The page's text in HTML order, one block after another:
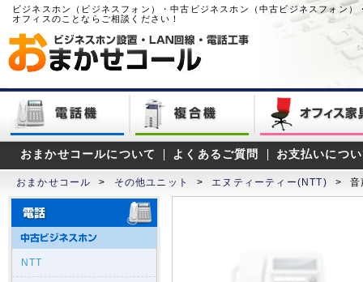
ビジネスホン（ビジネスフォン）・中古ビジネスホン（中古ビジネスフォン
オフィスのことならご相談ください！
おまかせコールについて よくあるご質問 お支払いにつ
おまかせコール > その他ユニット > エヌティーティー(NTT) > 音
NTT